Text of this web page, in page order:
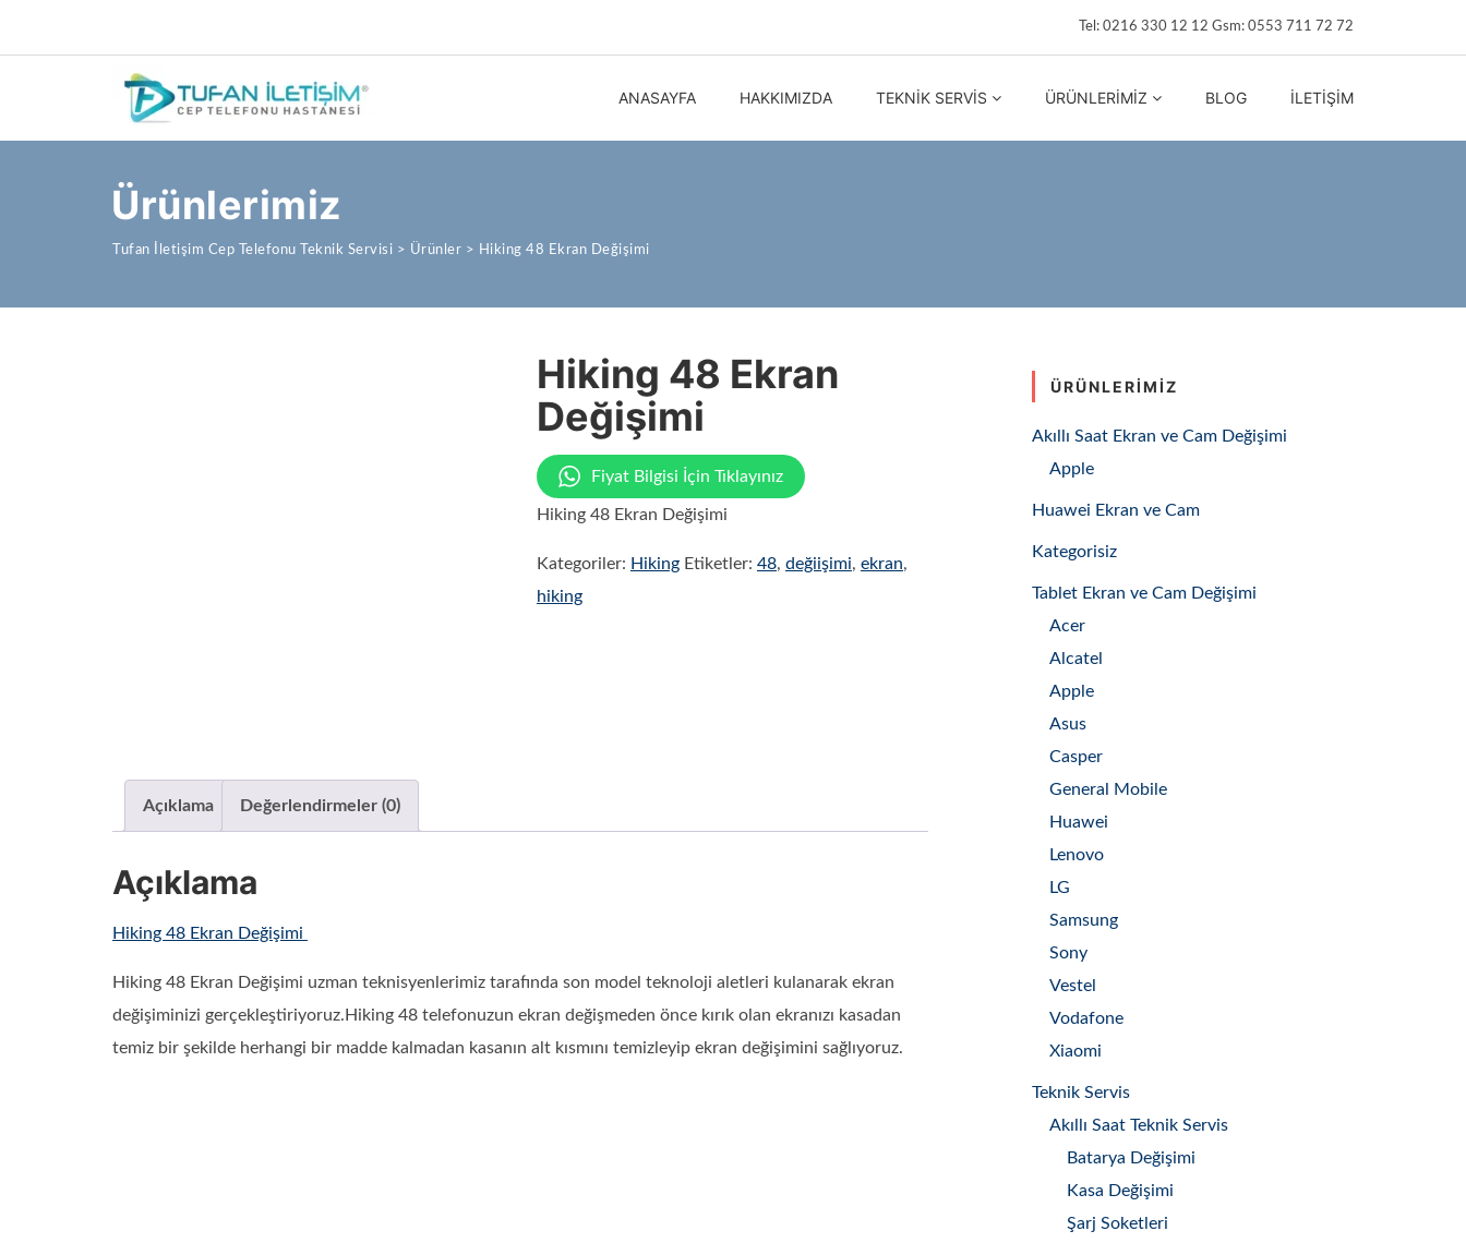
Tel: 0216 330 12 12 Gsm: 0553 711 72 72
ANASAYFA HAKKIMIZDA TEKNIK SERVIS ÜRÜNLERIMIZ BLOG İLETIŞIM
Ürünlerimiz
Tufan İletişim Cep Telefonu Teknik Servisi > Ürünler > Hiking 48 Ekran Değişimi
Hiking 48 Ekran
Değişimi
Fiyat Bilgisi İçin Tıklayınız
Hiking 48 Ekran Değişimi
Kategoriler: Hiking Etiketler: 48, değiişimi, ekran,
hiking
Açıklama Değerlendirmeler (0)
Açıklama
Hiking 48 Ekran Değişimi
Hiking 48 Ekran Değişimi uzman teknisyenlerimiz tarafında son model teknoloji aletleri kulanarak ekran
değişiminizi gerçekleştiriyoruz.Hiking 48 telefonuzun ekran değişmeden önce kırık olan ekranızı kasadan
temiz bir şekilde herhangi bir madde kalmadan kasanın alt kısmını temizleyip ekran değişimini sağlıyoruz.
ÜRÜNLERIMIZ
Akıllı Saat Ekran ve Cam Değişimi
Apple
Huawei Ekran ve Cam
Kategorisiz
Tablet Ekran ve Cam Değişimi
Acer
Alcatel
Apple
Asus
Casper
General Mobile
Huawei
Lenovo
LG
Samsung
Sony
Vestel
Vodafone
Xiaomi
Teknik Servis
Akıllı Saat Teknik Servis
Batarya Değişimi
Kasa Değişimi
Şarj Soketleri